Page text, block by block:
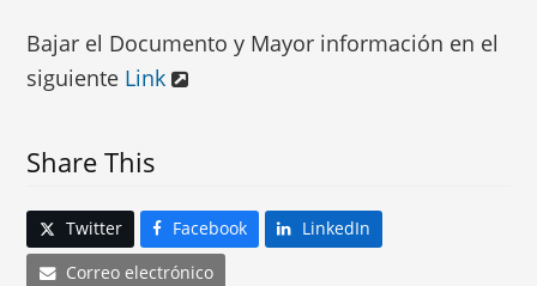
Bajar el Documento y Mayor información en el
siguiente Link
Share This
Twitter Facebook LinkedIn
Correo electrónico